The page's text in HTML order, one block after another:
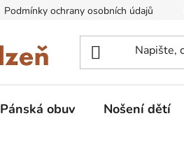
Podmínky ochrany osobních údajů
Pánská obuv Nošení dětí